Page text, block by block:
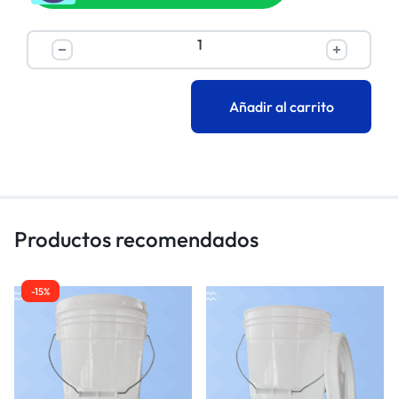
Añadir al carrito
Productos recomendados
-15%